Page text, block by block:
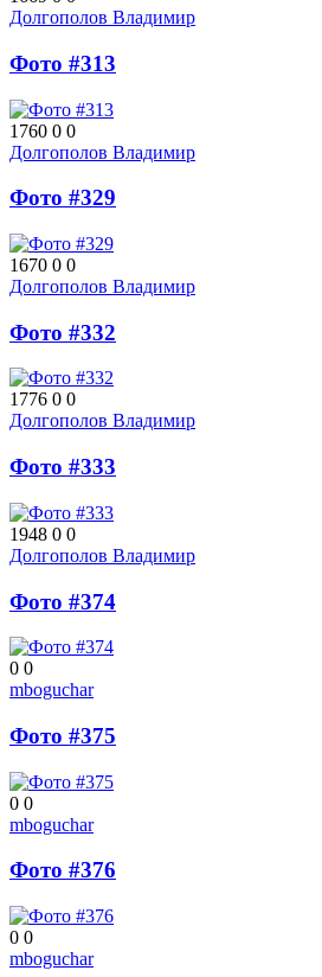
Долгополов Владимир
Фото #313
1760 0 0
Долгополов Владимир
Фото #329
1670 0 0
Долгополов Владимир
Фото #332
1776 0 0
Долгополов Владимир
Фото #333
1948 0 0
Долгополов Владимир
Фото #374
0 0
mboguchar
Фото #375
0 0
mboguchar
Фото #376
0 0
mboguchar